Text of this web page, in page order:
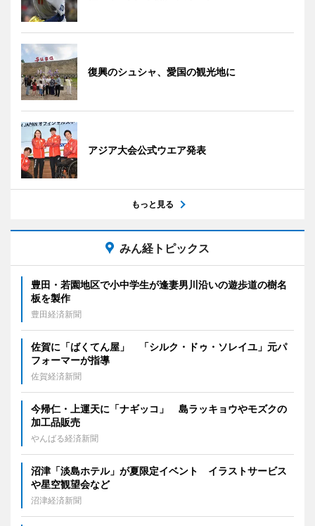
復興のシュシャ、愛国の観光地に
アジア大会公式ウエア発表
もっと見る
みん経トピックス
豊田・若園地区で小中学生が逢妻男川沿いの遊歩道の樹名
板を製作
豊田経済新聞
佐賀に「ばくてん屋」 「シルク・ドゥ・ソレイユ」元パ
フォーマーが指導
佐賀経済新聞
今帰仁・上運天に「ナギッコ」 島ラッキョウやモズクの
加工品販売
やんばる経済新聞
沼津「淡島ホテル」が夏限定イベント イラストサービス
や星空観望会など
沼津経済新聞